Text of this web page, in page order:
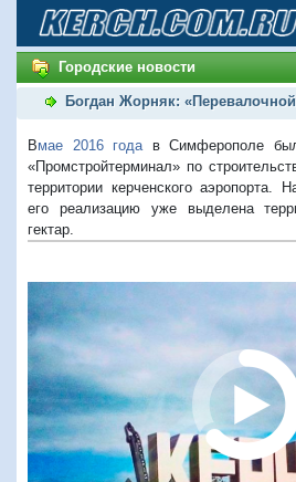
Городские новости
Богдан Жорняк:
Вмае 2016 года в Симферополе
«Промстройтерминал» по
территории керченского аэропорта.
его реализацию уже выделена
гектар.